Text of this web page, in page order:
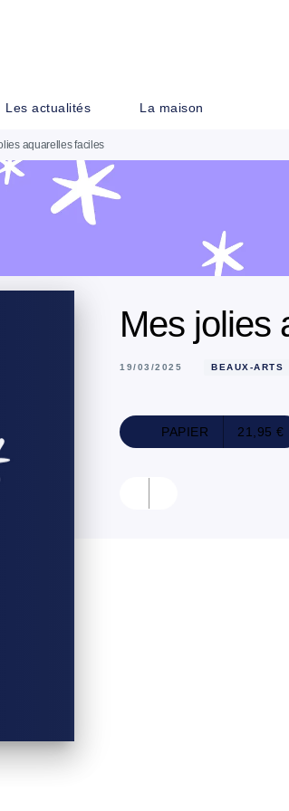
Les actualités La maison
aquarelles faciles
Mes jolies
19/03/2025 BEAUX-ARTS
PAPIER 21,95 €